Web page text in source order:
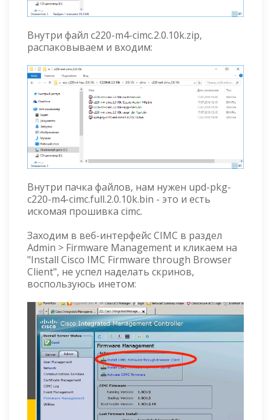
Внутри файл c220-m4-cimc.2.0.10k.zip,
распаковываем и входим:
Внутри пачка файлов, нам нужен upd-pkg-
c220-m4-cimc.full.2.0.10k.bin - это и есть
искомая прошивка cimc.
Заходим в веб-интерфейс CIMC в раздел
Admin > Firmware Management и кликаем на
"Install Cisco IMC Firmware through Browser
Client", не успел наделать скринов,
воспользуюсь инетом: